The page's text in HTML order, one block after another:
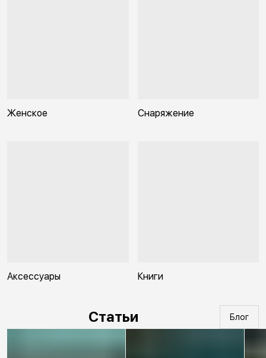
Женское Снаряжение
Аксессуары Книги
Статьи Блог